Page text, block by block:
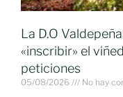
La D.O
«inscribir» el
peticiones
05/08/2026 No hay